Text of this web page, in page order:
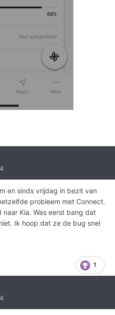
en sinds vrijdag in bezit van
probleem met Connect.
Kia. Was eerst bang dat
Ik hoop dat ze de bug snel
1